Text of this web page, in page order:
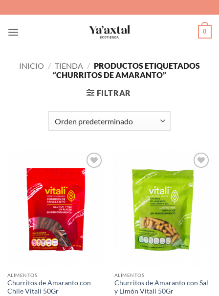
al
contenido
0
INICIO / TIENDA / PRODUCTOS ETIQUETADOS
“CHURRITOS DE AMARANTO”
FILTRAR
Agregar
Deseos
ALIMENTOS
Churritos de Amaranto con
Chile Vitali 50Gr
Agregar
a Lista
de
Deseos
ALIMENTOS
Churritos de Amaranto con Sal
y Limón Vitali 50Gr